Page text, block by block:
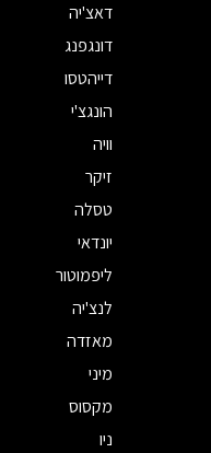
דאצ'יה
דונגפנג
דייהטסו
הונגצ'י
וויה
זיקר
טסלה
יונדאי
ליפמוטור
לנצ'יה
מאזדה
מיני
מקסוס
ניו